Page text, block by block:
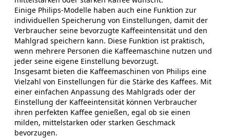
Einige Philips-Modelle haben auch eine Funktion zur
individuellen Speicherung von Einstellungen, damit der
Verbraucher seine bevorzugte Kaffeeintensität und den
Mahlgrad speichern kann. Diese Funktion ist praktisch,
wenn mehrere Personen die Kaffeemaschine nutzen und
jeder seine eigene Einstellung bevorzugt.
Insgesamt bieten die Kaffeemaschinen von Philips eine
Vielzahl von Einstellungen für die Stärke des Kaffees. Mit
einer einfachen Anpassung des Mahlgrads oder der
Einstellung der Kaffeeintensität können Verbraucher
ihren perfekten Kaffee genießen, egal ob sie einen
milden, mittelstarken oder starken Geschmack
bevorzugen.